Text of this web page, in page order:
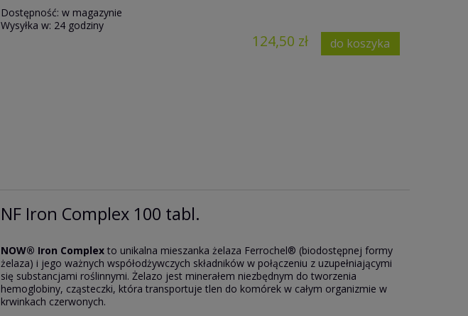
Dostępność: w magazynie
Wysyłka w: 24 godziny
124,50 zł do koszyka
NF Iron Complex 100 tabl.
NOW® Iron Complex to unikalna mieszanka żelaza Ferrochel® (biodostępnej formy
żelaza) i jego ważnych współodżywczych składników w połączeniu z uzupełniającymi
się substancjami roślinnymi. Żelazo jest minerałem niezbędnym do tworzenia
hemoglobiny, cząsteczki, która transportuje tlen do komórek w całym organizmie w
krwinkach czerwonych.